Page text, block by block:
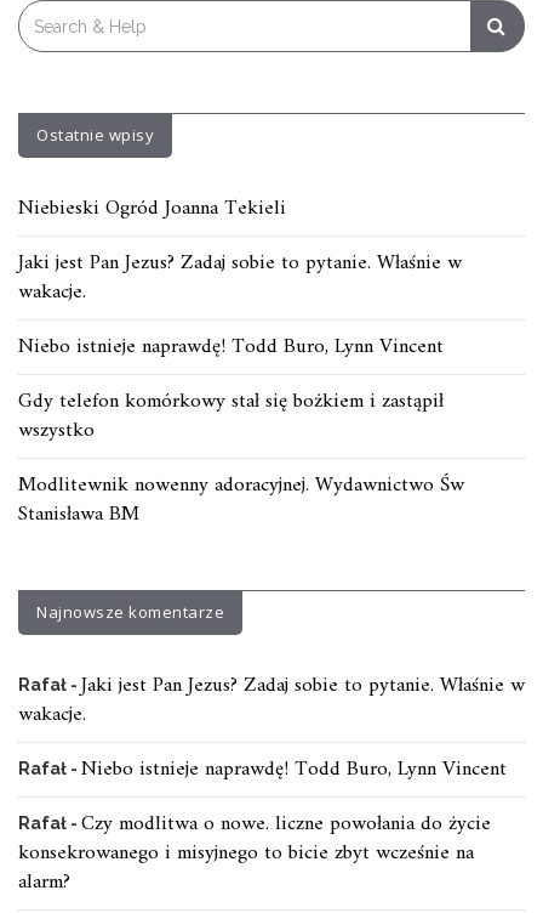
Search
for:
Ostatnie wpisy
Niebieski Ogród Joanna Tekieli
Jaki jest Pan Jezus? Zadaj sobie to pytanie. Właśnie w
wakacje.
Niebo istnieje naprawdę! Todd Buro, Lynn Vincent
Gdy telefon komórkowy stał się bożkiem i zastąpił
wszystko
Modlitewnik nowenny adoracyjnej. Wydawnictwo Św
Stanisława BM
Najnowsze komentarze
Rafał - Jaki jest Pan Jezus? Zadaj sobie to pytanie. Właśnie w
wakacje.
Rafał - Niebo istnieje naprawdę! Todd Buro, Lynn Vincent
Rafał - Czy modlitwa o nowe. liczne powołania do życie
konsekrowanego i misyjnego to bicie zbyt wcześnie na
alarm?